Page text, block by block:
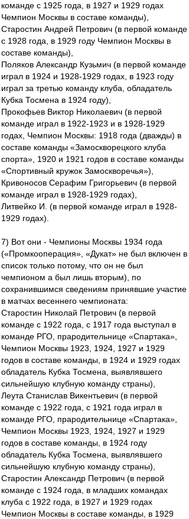
команде с 1925 года, в 1927 и 1929 годах
Чемпион Москвы в составе команды),
Старостин Андрей Петрович (в первой команде
с 1928 года, в 1929 году Чемпион Москвы в
составе команды),
Поляков Александр Кузьмич (в первой команде
играл в 1924 и 1928-1929 годах, в 1923 году
играл за третью команду клуба, обладатель
Кубка Тосмена в 1924 году),
Прокофьев Виктор Николаевич (в первой
команде играл в 1922-1923 и в 1928-1929
годах, Чемпион Москвы: 1918 года (дважды) в
составе команды «Замоскворецкого клуба
спорта», 1920 и 1921 годов в составе команды
«Спортивный кружок Замоскворечья»),
Кривоносов Серафим Григорьевич (в первой
команде играл в 1928-1929 годах),
Литвейко И. (в первой команде играл в 1928-
1929 годах).
7) Вот они - Чемпионы Москвы 1934 года
(«Промкооперация», «Дукат» не был включен в
список только потому, что он не был
чемпионом а был лишь вторым), по
сохранившимся сведениям принявшие участие
в матчах весеннего чемпионата:
Старостин Николай Петрович (в первой
команде с 1922 года, с 1917 года выступал в
команде РГО, прародительнице «Спартака»,
Чемпион Москвы 1923, 1924, 1927 и 1929
годов в составе команды, в 1924 и 1929 годах
обладатель Кубка Тосмена, выявлявшего
сильнейшую клубную команду страны),
Леута Станислав Викентьевич (в первой
команде с 1922 года, с 1921 года играл в
команде РГО, прародительнице «Спартака»,
Чемпион Москвы 1923, 1924, 1927 и 1929
годов в составе команды, в 1924 году
обладатель Кубка Тосмена, выявлявшего
сильнейшую клубную команду страны),
Старостин Александр Петрович (в первой
команде с 1924 года, в младших командах
клуба с 1922 года, в 1927 и 1929 годах
Чемпион Москвы в составе команды, в 1929